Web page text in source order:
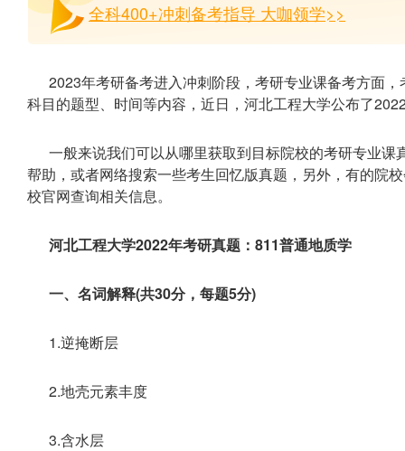
全科400+冲刺备考指导 大咖领学>>
2023年考研备考进入冲刺阶段，考研专业课备考方面
科目的题型、时间等内容，近日，河北工程大学公布了
一般来说我们可以从哪里获取到目标院校的考研专业
帮助，或者网络搜索一些考生回忆版真题，另外，有的院
校官网查询相关信息。
河北工程大学2022年考研真题：811普通地质学
一、名词解释(共30分，每题5分)
1.逆掩断层
2.地壳元素丰度
3.含水层